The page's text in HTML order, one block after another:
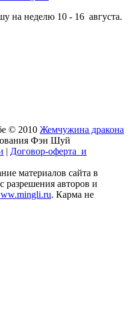
на неделю 10 - 16 августа.
© 2010 Жемчужина дракона
Фэн Шуй
| Договор-оферта и
материалов сайта в
разрешения авторов и
. Карма не